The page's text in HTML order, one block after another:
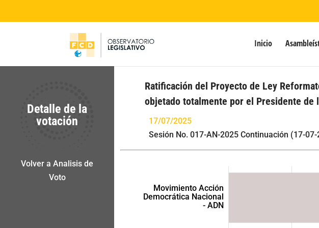
Inicio
Detalle de la
votación
Volver a Analisis de
Voto
Ratificación del Proyecto de Ley
objetado totalmente por el Presidente de
17/07/2025
Sesión No. 017-AN-2025 Continuación (17-
Movimiento Acción
Democrática Nacional
- ADN